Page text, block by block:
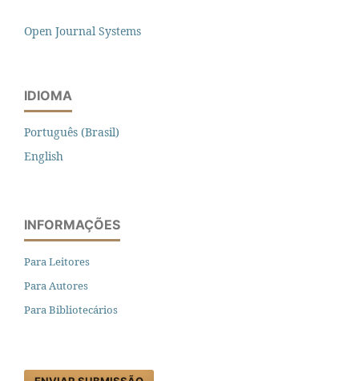
Open Journal Systems
IDIOMA
Português (Brasil)
English
INFORMAÇÕES
Para Leitores
Para Autores
Para Bibliotecários